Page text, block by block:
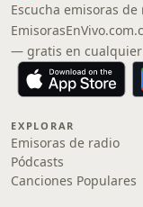
Escucha emisoras
— gratis en
EXPLORAR
Emisoras de radio
Pódcasts
Canciones Populares